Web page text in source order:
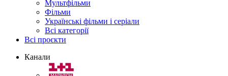
Мультфільми
Фільми
Українські фільми і серіали
Всі категорії
Всі проєкти
Канали